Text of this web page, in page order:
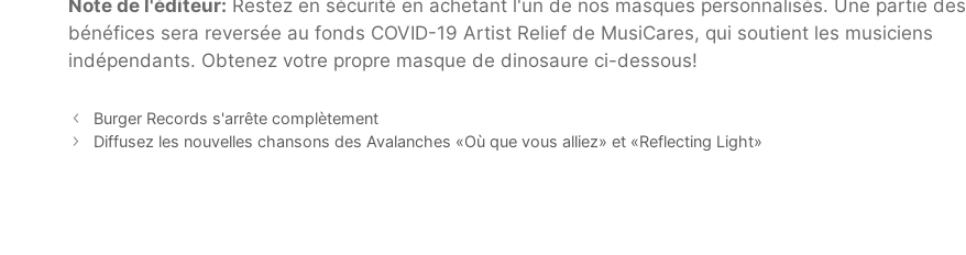
Note de l'éditeur: Restez en sécurité en achetant l'un de nos masques personnalisés. Une partie des
bénéfices sera reversée au fonds COVID-19 Artist Relief de MusiCares, qui soutient les musiciens
indépendants. Obtenez votre propre masque de dinosaure ci-dessous!
Burger Records s'arrête complètement
Diffusez les nouvelles chansons des Avalanches «Où que vous alliez» et «Reflecting Light»